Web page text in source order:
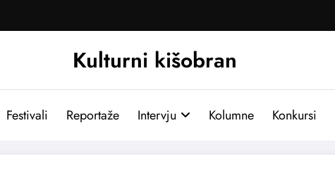
Kulturni kišobran
Festivali Reportaže Intervju Kolumne Konkursi